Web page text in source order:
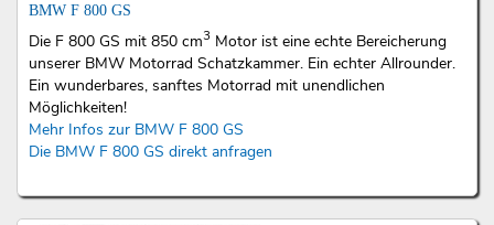
BMW F 800 GS
Die F 800 GS mit 850 cm3 Motor ist eine echte Bereicherung
unserer BMW Motorrad Schatzkammer. Ein echter Allrounder.
Ein wunderbares, sanftes Motorrad mit unendlichen
Möglichkeiten!
Mehr Infos zur BMW F 800 GS
Die BMW F 800 GS direkt anfragen